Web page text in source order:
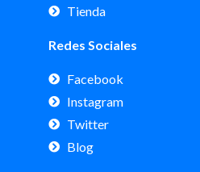
Tienda
Redes Sociales
Facebook
Instagram
Twitter
Blog